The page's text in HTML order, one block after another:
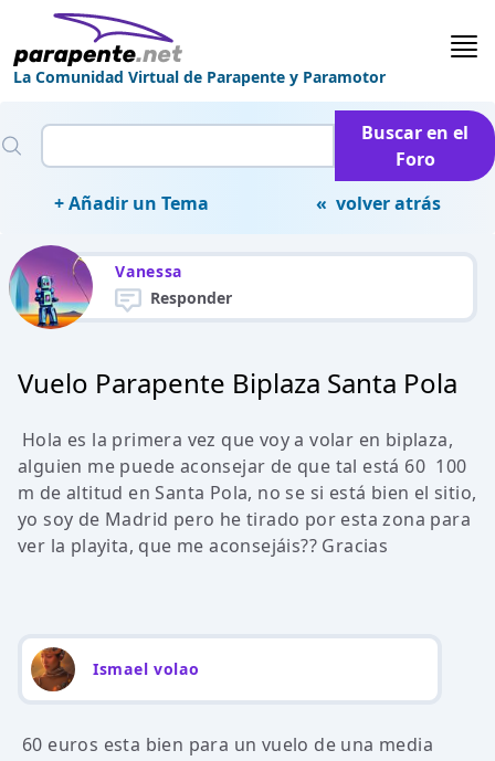
La Comunidad Virtual de Parapente y Paramotor
Buscar en el
Foro
+ Añadir un Tema
« volver atrás
Vanessa
Responder
Vuelo Parapente Biplaza Santa Pola
Hola es la primera vez que voy a volar en biplaza,
alguien me puede aconsejar de que tal está 60  100
m de altitud en Santa Pola, no se si está bien el sitio,
yo soy de Madrid pero he tirado por esta zona para
ver la playita, que me aconsejáis?? Gracias
Ismael volao
60 euros esta bien para un vuelo de una media